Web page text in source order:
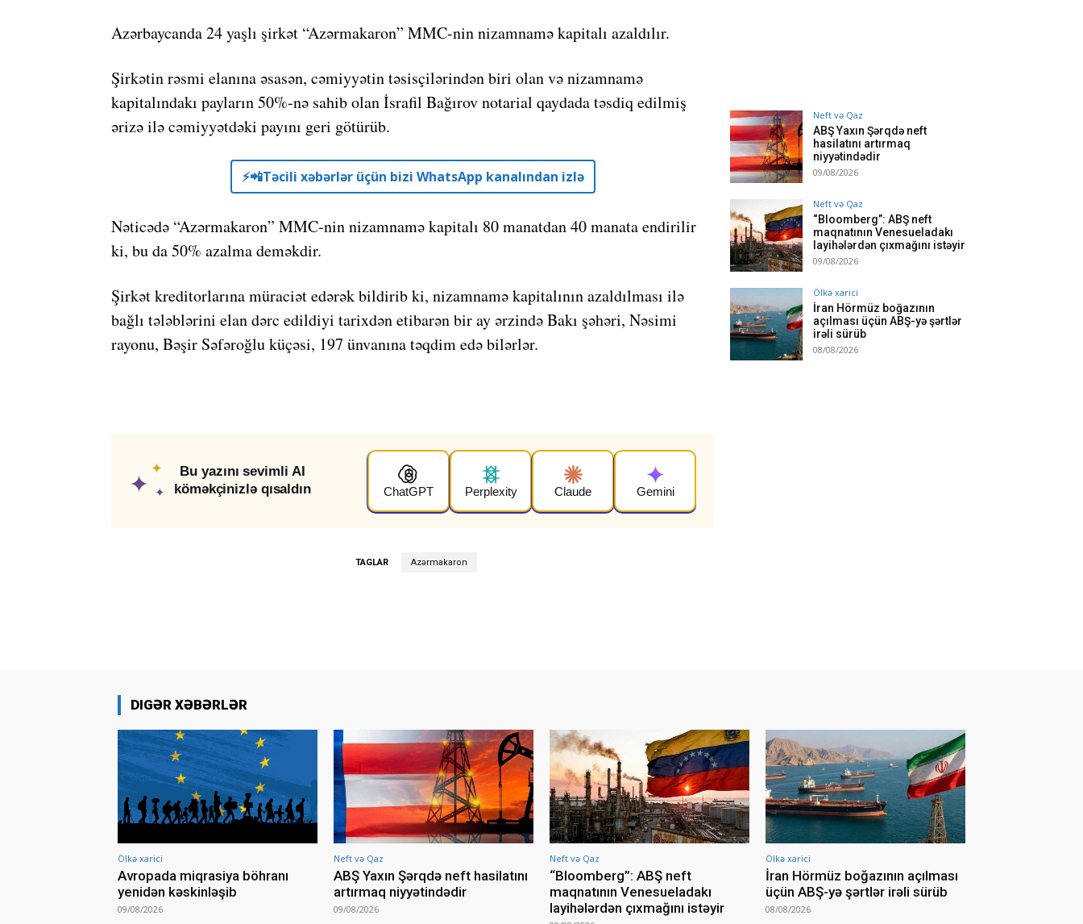
Azərbaycanda 24 yaşlı şirkət “Azərmakaron” MMC-nin nizamnamə kapitalı azaldılır.
Şirkətin rəsmi elanına əsasən, cəmiyyətin təsisçilərindən biri olan və nizamnamə
kapitalındakı payların 50%-nə sahib olanİsrafil Bağırovnotarial qaydada təsdiq edilmiş
ərizə ilə cəmiyyətdəki payını geri götürüb.
⚡️📲Təcili xəbərlər üçün bizi WhatsApp kanalından izlə
Nəticədə “Azərmakaron” MMC-nin nizamnamə kapitalı 80 manatdan 40 manata endirilir
ki, bu da 50% azalma deməkdir.
Şirkət kreditorlarına müraciət edərək bildirib ki, nizamnamə kapitalının azaldılması ilə
bağlı tələblərini elan dərc edildiyi tarixdən etibarən bir ay ərzində Bakı şəhəri, Nəsimi
rayonu, Bəşir Səfəroğlu küçəsi, 197 ünvanına təqdim edə bilərlər.
✦
✦
✦
Bu yazını sevimli AI
köməkçinizlə qısaldın
ChatGPT Perplexity Claude Gemini
TAGLAR Azərmakaron
Neft və Qaz
ABŞ Yaxın Şərqdə neft
hasilatını artırmaq
niyyətindədir
09/08/2026
Neft və Qaz
“Bloomberg”: ABŞ neft
maqnatının Venesueladakı
layihələrdən çıxmağını istəyir
09/08/2026
Ölkə xarici
İran Hörmüz boğazının
açılması üçün ABŞ-yə şərtlər
irəli sürüb
08/08/2026
DIGƏR XƏBƏRLƏR
Ölkə xarici
Avropada miqrasiya böhranı
yenidən kəskinləşib
09/08/2026
Neft və Qaz
ABŞ Yaxın Şərqdə neft hasilatını
artırmaq niyyətindədir
09/08/2026
Neft və Qaz
“Bloomberg”: ABŞ neft
maqnatının Venesueladakı
layihələrdən çıxmağını istəyir
Ölkə xarici
İran Hörmüz boğazının açılması
üçün ABŞ-yə şərtlər irəli sürüb
08/08/2026